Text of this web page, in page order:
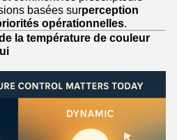
basées surperception
opérationnelles.
la température de couleur